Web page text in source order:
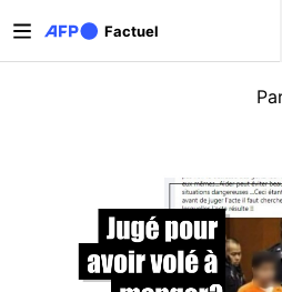
Factuel
Onglets principaux